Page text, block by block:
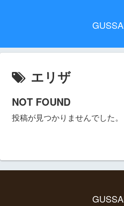
エリザ
NOT FOUND
投稿が見つかりませんでした。